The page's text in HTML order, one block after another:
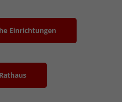
Einrichtungen
Rathaus